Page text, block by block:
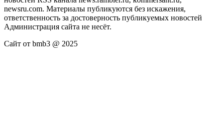
newsru.com. Материалы публикуются без искажения,
ответственность за достоверность публикуемых новостей
Администрация сайта не несёт.
Сайт от bmb3 @ 2025